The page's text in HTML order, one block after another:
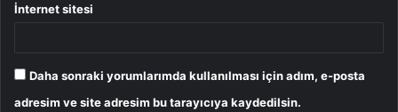
İnternet sitesi
Daha sonraki yorumlarımda kullanılması için adım, e-posta
adresim ve site adresim bu tarayıcıya kaydedilsin.